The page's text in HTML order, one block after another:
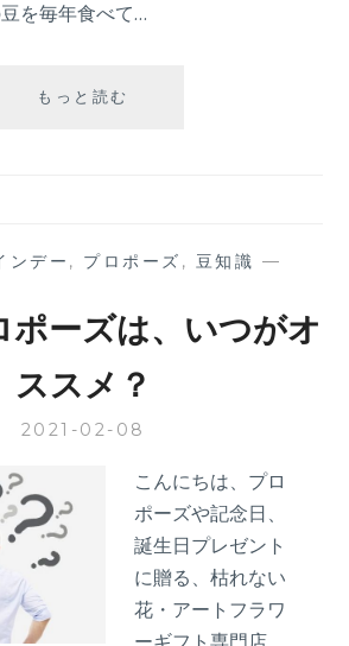
豆を毎年食べて…
もっと読む
識】
生
れ
こ
な
人！？
ンデー , プロポーズ , 豆知識 —
ポーズは、いつがオ
ススメ？
2021-02-08
こんにちは、プロ
ポーズや記念日、
誕生日プレゼント
に贈る、枯れない
花・アートフラワ